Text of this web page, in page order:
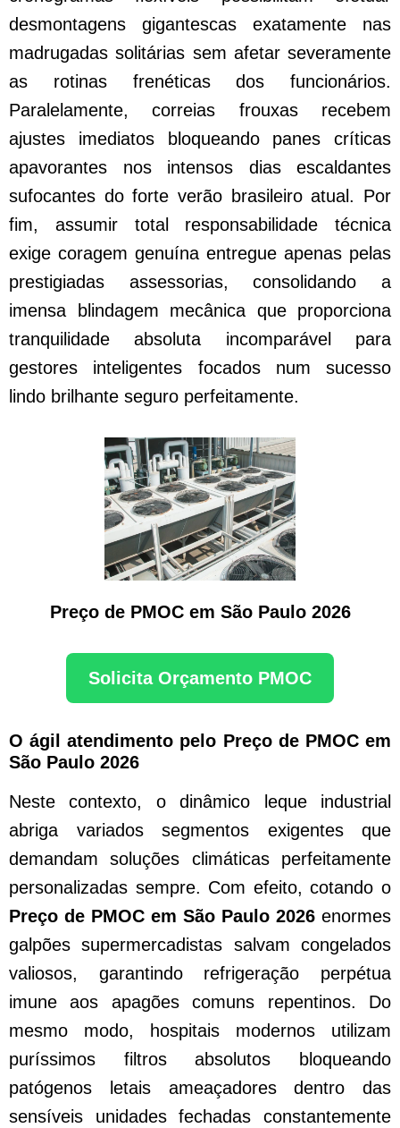
desmontagens gigantescas exatamente nas
madrugadas solitárias sem afetar severamente
as rotinas frenéticas dos funcionários.
Paralelamente, correias frouxas recebem
ajustes imediatos bloqueando panes críticas
apavorantes nos intensos dias escaldantes
sufocantes do forte verão brasileiro atual. Por
fim, assumir total responsabilidade técnica
exige coragem genuína entregue apenas pelas
prestigiadas assessorias, consolidando a
imensa blindagem mecânica que proporciona
tranquilidade absoluta incomparável para
gestores inteligentes focados num sucesso
lindo brilhante seguro perfeitamente.
Preço de PMOC em São Paulo 2026
Solicita Orçamento PMOC
O ágil atendimento pelo Preço de PMOC em
São Paulo 2026
Neste contexto, o dinâmico leque industrial
abriga variados segmentos exigentes que
demandam soluções climáticas perfeitamente
personalizadas sempre. Com efeito, cotando o
Preço de PMOC em São Paulo 2026 enormes
galpões supermercadistas salvam congelados
valiosos, garantindo refrigeração perpétua
imune aos apagões comuns repentinos. Do
mesmo modo, hospitais modernos utilizam
puríssimos filtros absolutos bloqueando
patógenos letais ameaçadores dentro das
sensíveis unidades fechadas constantemente